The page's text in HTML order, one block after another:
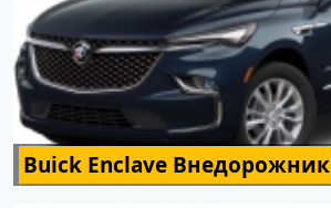
Buick Enclave Внедорожник